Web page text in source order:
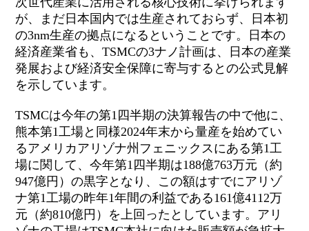
が、まだ日本国内では生産されておらず、日本初
の3nm生産の拠点になるということです。日本の
経済産業省も、TSMCの3ナノ計画は、日本の産業
発展および経済安全保障に寄与するとの公式見解
を示しています。
TSMCは今年の第1四半期の決算報告の中で他に、
熊本第1工場と同様2024年末から量産を始めてい
るアメリカアリゾナ州フェニックスにある第1工
場に関して、今年第1四半期は188億763万元（約
947億円）の黒字となり、この額はすでにアリゾ
ナ第1工場の昨年1年間の利益である161億4112万
元（約810億円）を上回ったとしています。アリ